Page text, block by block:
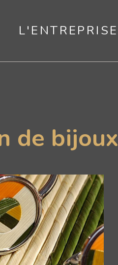
L'ENTREPRISE
de bijoux